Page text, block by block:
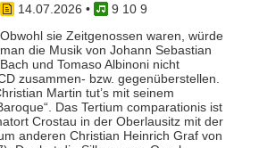
14.07.2026 •
9 10 9
Obwohl sie Zeitgenossen waren, würde
man die Musik von Johann Sebastian
Bach und Tomaso Albinoni nicht
zusammen- bzw. gegenüberstellen.
Martin tut’s mit seinem
Das Tertium comparationis ist
Crostau in der Oberlausitz mit der
anderen Christian Heinrich Graf von